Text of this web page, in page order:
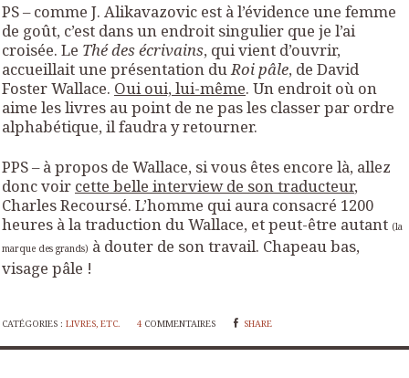
PS – comme J. Alikavazovic est à l’évidence une femme
de goût, c’est dans un endroit singulier que je l’ai
croisée. Le Thé des écrivains, qui vient d’ouvrir,
accueillait une présentation duRoi pâle, de David
Foster Wallace. Oui oui, lui-même. Un endroit où on
aime les livres au point de ne pas les classer par ordre
alphabétique, il faudra y retourner.
PPS – à propos de Wallace, si vous êtes encore là, allez
donc voir cette belle interview de son traducteur,
Charles Recoursé. L’homme qui aura consacré 1200
heures à la traduction du Wallace, et peut-être autant (la
marque des grands) à douter de son travail. Chapeau bas,
visage pâle !
CATÉGORIES : LIVRES, ETC. 4 COMMENTAIRES SHARE